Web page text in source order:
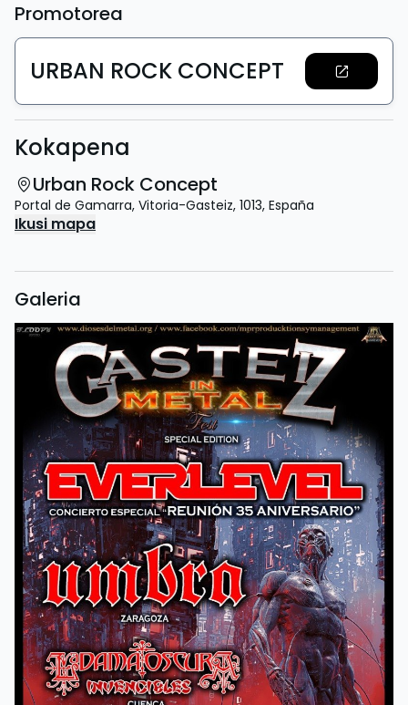
Promotorea
URBAN ROCK CONCEPT
Kokapena
Urban Rock Concept
Portal de Gamarra, Vitoria-Gasteiz, 1013, España
Ikusi mapa
Galeria